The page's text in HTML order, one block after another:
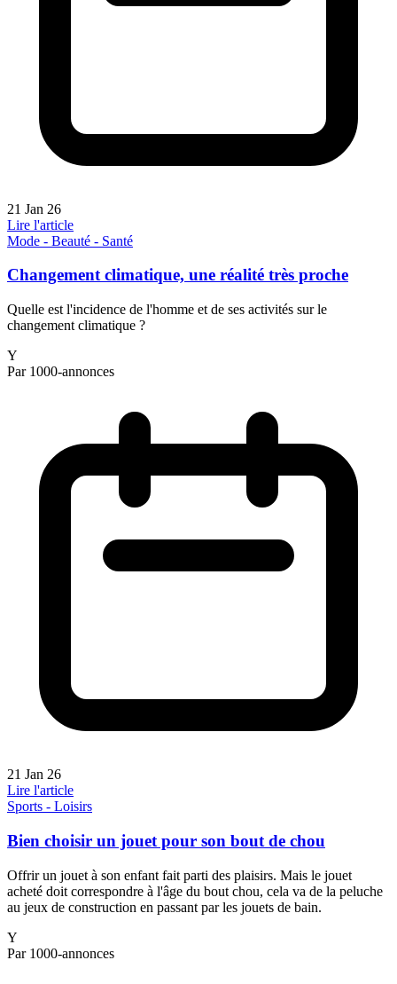
21 Jan 26
Lire l'article
Mode - Beauté - Santé
Changement climatique, une réalité très proche
Quelle est l'incidence de l'homme et de ses activités sur le
changement climatique ?
Y
Par 1000-annonces
21 Jan 26
Lire l'article
Sports - Loisirs
Bien choisir un jouet pour son bout de chou
Offrir un jouet à son enfant fait parti des plaisirs. Mais le jouet
acheté doit correspondre à l'âge du bout chou, cela va de la peluche
au jeux de construction en passant par les jouets de bain.
Y
Par 1000-annonces